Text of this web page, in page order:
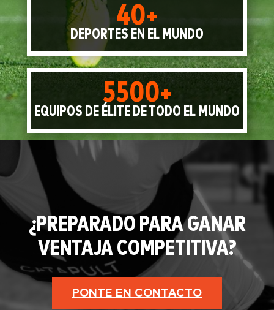
40+
DEPORTES EN EL MUNDO
5500+
EQUIPOS DE ÉLITE DE TODO EL MUNDO
¿PREPARADO PARA GANAR
VENTAJA COMPETITIVA?
PONTE EN CONTACTO